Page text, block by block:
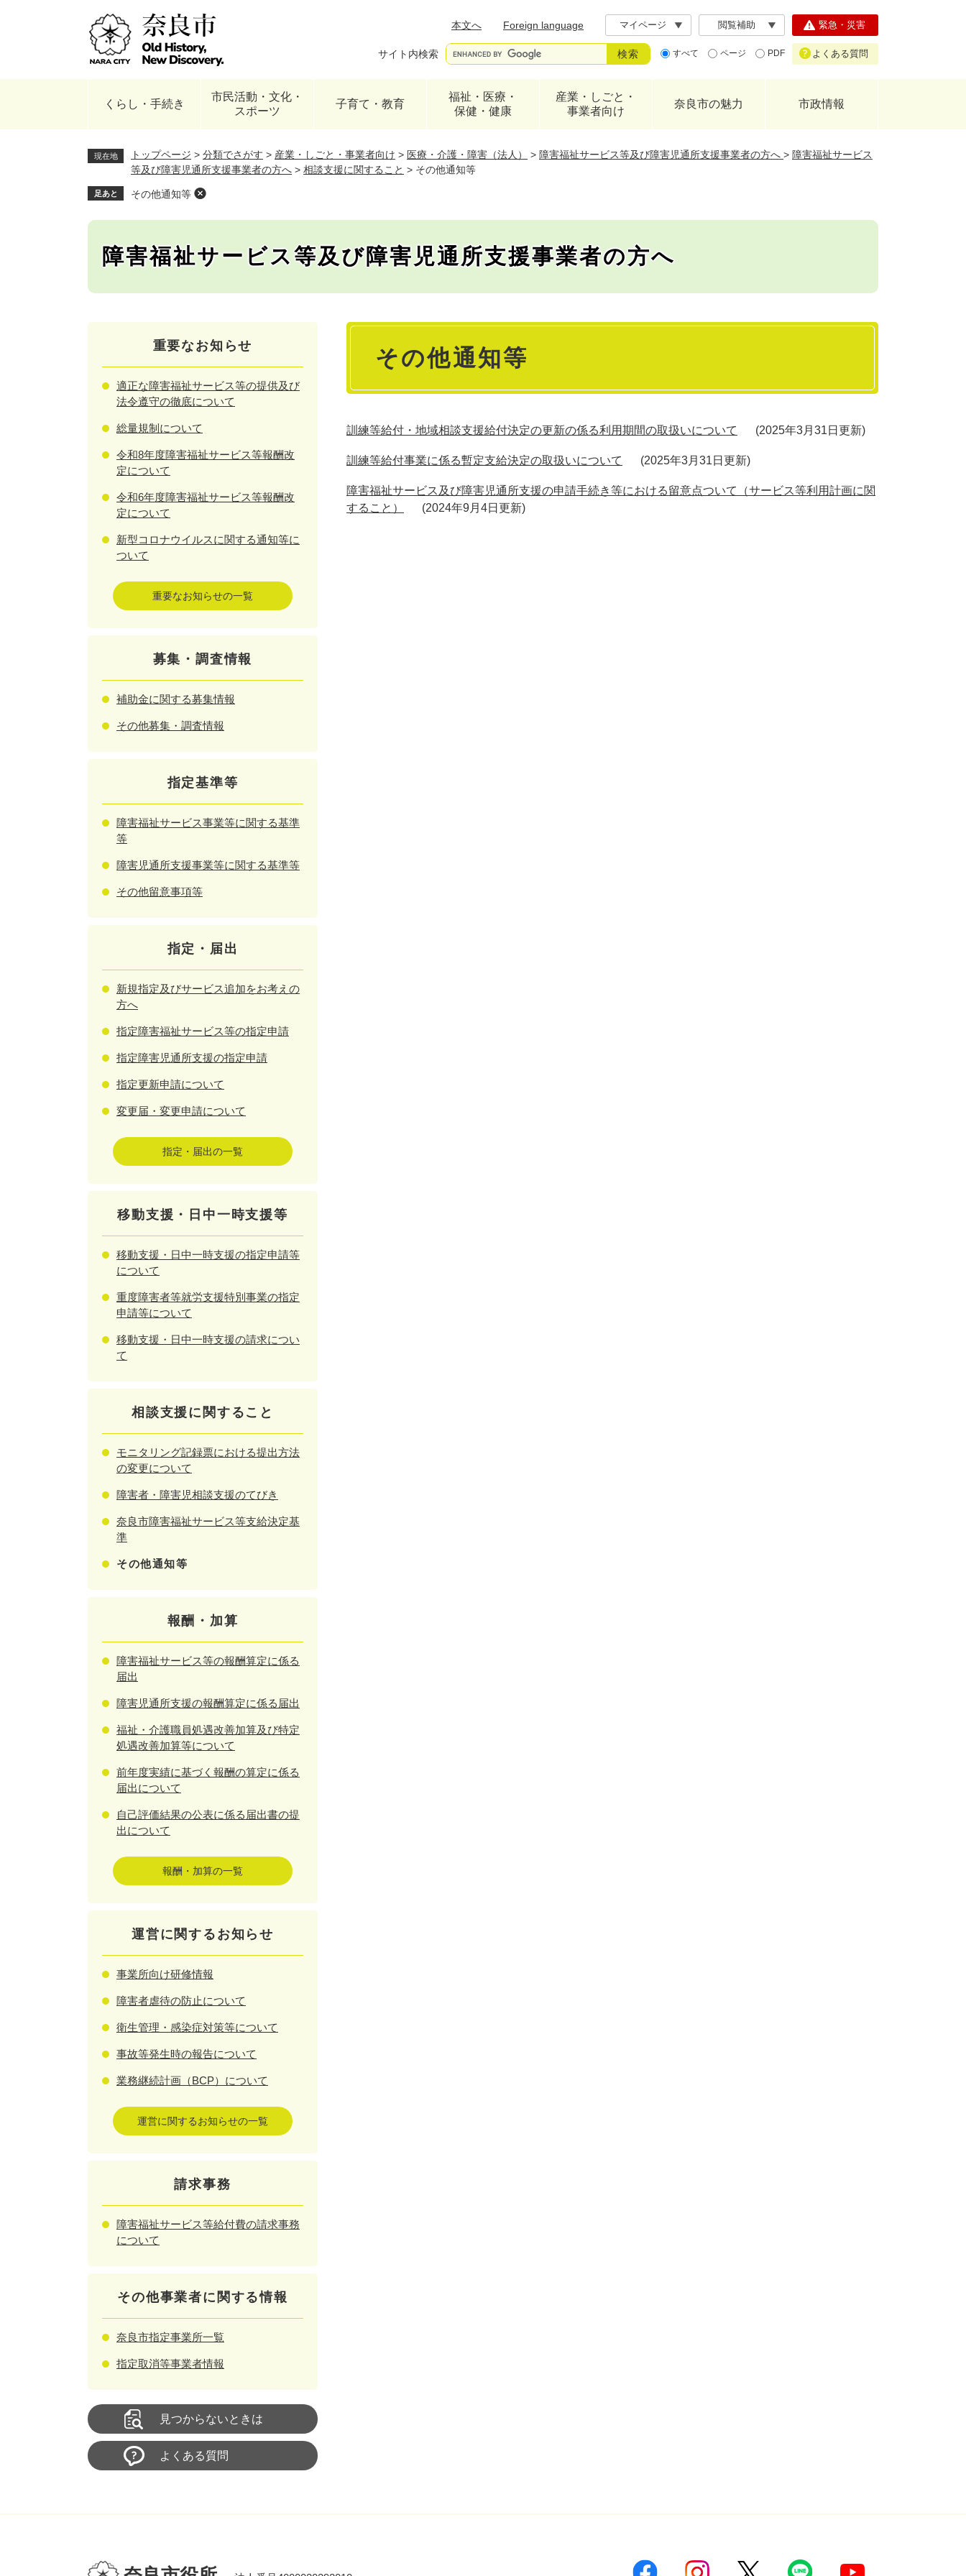
本文へ
Foreign language マイページ 閲覧補助
サイト内検索 すべて ページ PDF
緊急・災害
よくある質問
くらし・手続き
市民活動・文化・
スポーツ
子育て・教育
福祉・医療・
保健・健康
産業・しごと・
事業者向け
奈良市の魅力 市政情報
現在地 トップページ > 分類でさがす > 産業・しごと・事業者向け > 医療・介護・障害（法人） > 障害福祉サービス等及び障害児通所支援事業者の方へ > 障害福祉サービス
等及び障害児通所支援事業者の方へ > 相談支援に関すること > その他通知等
足あと その他通知等
障害福祉サービス等及び障害児通所支援事業者の方へ
本
その他通知等
訓練等給付・地域相談支援給付決定の更新の係る利用期間の取扱いについて 2025年3月31日更新
訓練等給付事業に係る暫定支給決定の取扱いについて 2025年3月31日更新
障害福祉サービス及び障害児通所支援の申請手続き等における留意点ついて（サービス等利用計画に関
すること）
2024年9月4日更新
重要なお知らせ
適正な障害福祉サービス等の提供及び
法令遵守の徹底について
総量規制について
令和8年度障害福祉サービス等報酬改
定について
令和6年度障害福祉サービス等報酬改
定について
新型コロナウイルスに関する通知等に
ついて
重要なお知らせの一覧
募集・調査情報
補助金に関する募集情報
その他募集・調査情報
指定基準等
障害福祉サービス事業等に関する基準
等
障害児通所支援事業等に関する基準等
その他留意事項等
指定・届出
新規指定及びサービス追加をお考えの
方へ
指定障害福祉サービス等の指定申請
指定障害児通所支援の指定申請
指定更新申請について
変更届・変更申請について
指定・届出の一覧
移動支援・日中一時支援等
移動支援・日中一時支援の指定申請等
について
重度障害者等就労支援特別事業の指定
申請等について
移動支援・日中一時支援の請求につい
て
相談支援に関すること
モニタリング記録票における提出方法
の変更について
障害者・障害児相談支援のてびき
奈良市障害福祉サービス等支給決定基
準
その他通知等
報酬・加算
障害福祉サービス等の報酬算定に係る
届出
障害児通所支援の報酬算定に係る届出
福祉・介護職員処遇改善加算及び特定
処遇改善加算等について
前年度実績に基づく報酬の算定に係る
届出について
自己評価結果の公表に係る届出書の提
出について
報酬・加算の一覧
運営に関するお知らせ
事業所向け研修情報
障害者虐待の防止について
衛生管理・感染症対策等について
事故等発生時の報告について
業務継続計画（BCP）について
運営に関するお知らせの一覧
請求事務
障害福祉サービス等給付費の請求事務
について
その他事業者に関する情報
奈良市指定事業所一覧
指定取消等事業者情報
見つからないときは
よくある質問